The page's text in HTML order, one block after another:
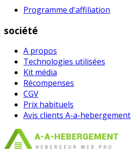
Programme d'affiliation
société
A propos
Technologies utilisées
Kit média
Récompenses
CGV
Prix habituel​s
Avis clients A-a-hebergement